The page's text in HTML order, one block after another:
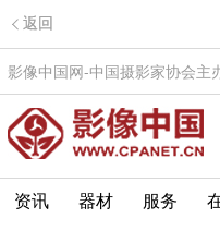
返回
影像中国网-中国摄影家协会主
资讯 器材 服务